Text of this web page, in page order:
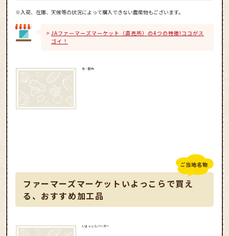
※入荷、在庫、天候等の状況によって購入できない農産物もございます。
JAファーマーズマーケット（直売所）の4つの特徴!ココがス
ゴイ！
牛・豚肉
ファーマーズマーケットいよっこらで買え
る、おすすめ加工品
いよっこらバーガー